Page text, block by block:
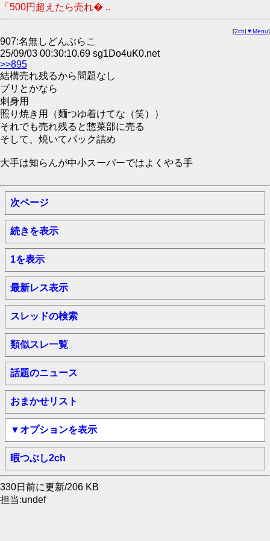
「500円超えたら売れ� ..
[2ch| ▼Menu]
907:名無しどんぶらこ
25/09/03 00:30:10.69 sg1Do4uK0.net
>>895
結構売れ残るから問題なし
ブリとかなら
刺身用
照り焼き用（麺つゆ着けてな（笑））
それでも売れ残ると惣菜部に売る
そして、焼いてパック詰め
大手は知らんが中小スーパーではよくやる手
次ページ
続きを表示
1を表示
最新レス表示
スレッドの検索
類似スレ一覧
話題のニュース
おまかせリスト
▼オプションを表示
暇つぶし2ch
330日前に更新/206 KB
担当:undef